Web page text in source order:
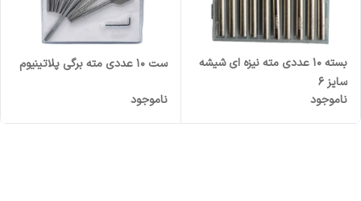
بسته 10 عددی مته نیزه ای شیشه
سایز 6
ناموجود
ست 10 عددی مته برگی پلاتینیوم
ناموجود